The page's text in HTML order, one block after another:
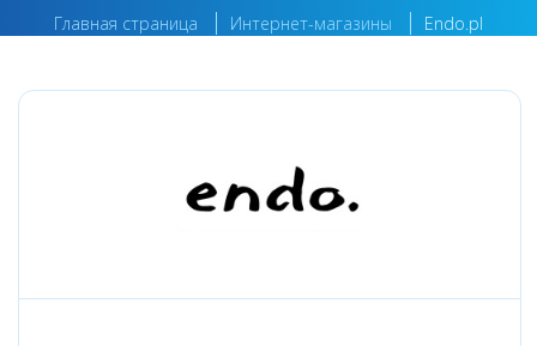
Главная страница Интернет-магазины Endo.pl